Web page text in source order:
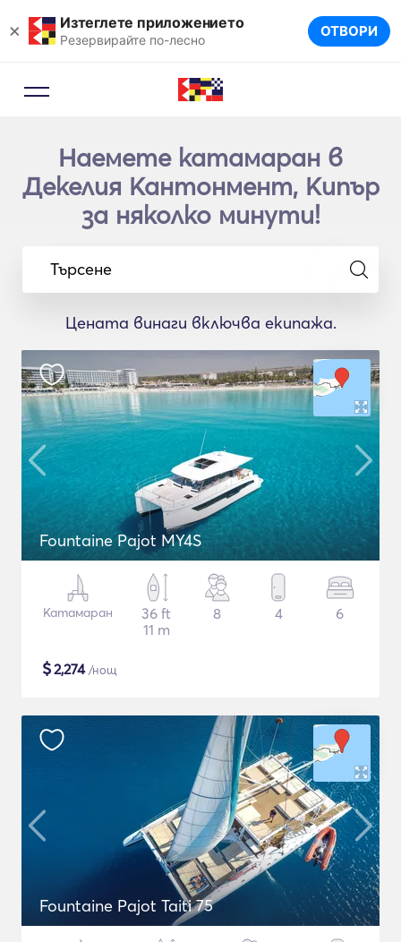
× Изтеглете приложението
Резервирайте по-лесно ОТВОРИ
Наемете катамаран в
Декелия Кантонмент, Кипър
за няколко минути!
Търсене
Цената винаги включва екипажа.
Fountaine Pajot MY4S
Катамаран
36 ft
11 m
8 4 6
$2,274/нощ
Fountaine Pajot Taiti 75